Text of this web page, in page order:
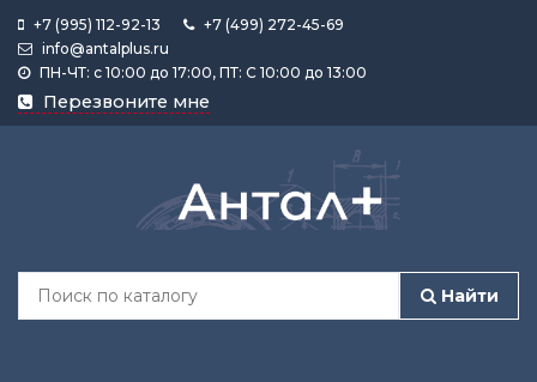
+7 (995) 112-92-13
+7 (499) 272-45-69
info@antalplus.ru
ПН-ЧТ: с 10:00 до 17:00, ПТ: С 10:00 до 13:00
Перезвоните мне
Найти
Каталог
продукции
Лента